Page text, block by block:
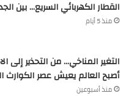
القطار الكهربائي السريع… بين
منذ 5 أيام
التغير المناخي… من التحذير إلى
أصبح العالم يعيش عصر الكوارث
منذ أسبوعين